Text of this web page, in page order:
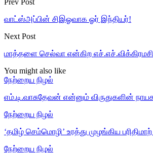
வாட்ஸ்அப்பின் சிஇஓவாக ஓர் இந்தியர்!
Next Post
மாத்தளை செல்வா என்கிற
You might also like
நேற்றைய நிழல்
எம்.டி.வாசுதேவன் என்னும் விருதுகளின்
நேற்றைய நிழல்
‘தமிழ் செம்மொழி’ உரத்து முழங்கிய
நேற்றைய நிழல்